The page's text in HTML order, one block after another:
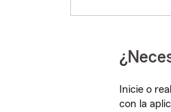
Inicie o
con la